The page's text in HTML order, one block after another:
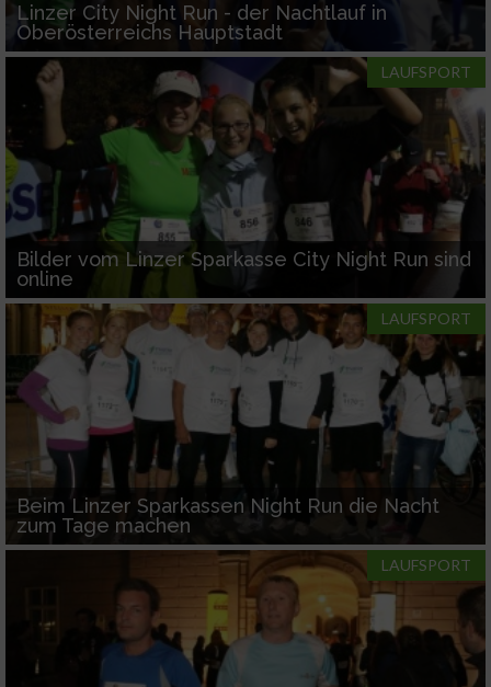
Linzer City Night Run - der Nachtlauf in
Oberösterreichs Hauptstadt
LAUFSPORT
Bilder vom Linzer Sparkasse City Night Run sind
online
LAUFSPORT
Beim Linzer Sparkassen Night Run die Nacht
zum Tage machen
LAUFSPORT